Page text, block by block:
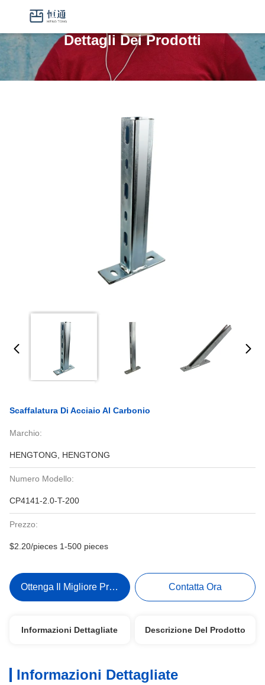
Dettagli Dei Prodotti
Scaffalatura Di Acciaio Al Carbonio
Marchio:
HENGTONG, HENGTONG
Numero Modello:
CP4141-2.0-T-200
Prezzo:
$2.20/pieces 1-500 pieces
Ottenga Il Migliore Prezzo Contatta Ora
Informazioni Dettagliate Descrizione Del Prodotto
Informazioni Dettagliate